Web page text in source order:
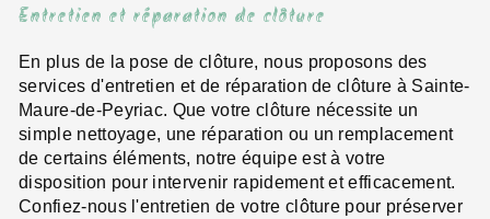
Entretien et réparation de clôture
En plus de la pose de clôture, nous proposons des
services d'entretien et de réparation de clôture à Sainte-
Maure-de-Peyriac. Que votre clôture nécessite un
simple nettoyage, une réparation ou un remplacement
de certains éléments, notre équipe est à votre
disposition pour intervenir rapidement et efficacement.
Confiez-nous l'entretien de votre clôture pour préserver